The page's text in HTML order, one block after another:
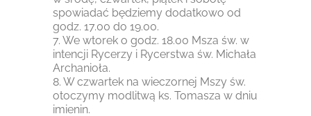
spowiadać będziemy dodatkowo od
godz. 17.00 do 19.00.
7. We wtorek o godz. 18.00 Msza św. w
intencji Rycerzy i Rycerstwa św. Michała
Archanioła.
8. W czwartek na wieczornej Mszy św.
otoczymy modlitwą ks. Tomasza w dniu
imienin.